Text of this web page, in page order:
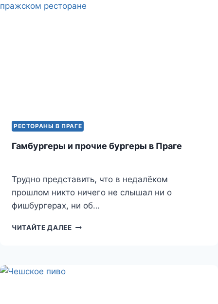
РЕСТОРАНЫ В ПРАГЕ
Гамбургеры и прочие бургеры в Праге
Трудно представить, что в недалёком
прошлом никто ничего не слышал ни о
фишбургерах, ни об…
ЧИТАЙТЕ ДАЛЕЕГАМБУРГЕРЫ